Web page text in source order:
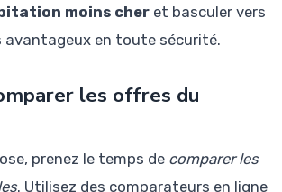
moins cher et basculer vers
en toute sécurité.
les offres du
prenez le temps de comparer les
. Utilisez des comparateurs en ligne